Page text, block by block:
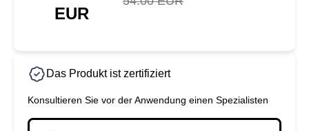
EUR
Das Produkt ist zertifiziert
Konsultieren Sie vor der Anwendung einen Spezialisten